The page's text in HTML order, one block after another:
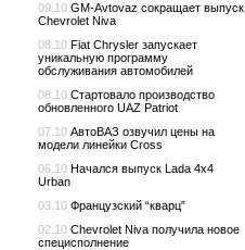
09.10 GM-Avtovaz сокращает выпуск
Chevrolet Niva
08.10 Fiat Chrysler запускает
уникальную программу
обслуживания автомобилей
08.10 Стартовало производство
обновленного UAZ Patriot
07.10 АвтоВАЗ озвучил цены на
модели линейки Cross
06.10 Начался выпуск Lada 4x4
Urban
03.10 Французский “кварц”
02.10 Chevrolet Niva получила новое
специсполнение